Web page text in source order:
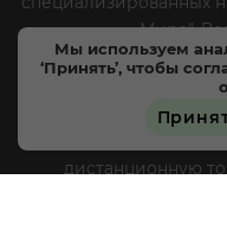
Мы используем
‘Принять’, чтобы
Мира".
Цены,
магазинах могут
дистанционную